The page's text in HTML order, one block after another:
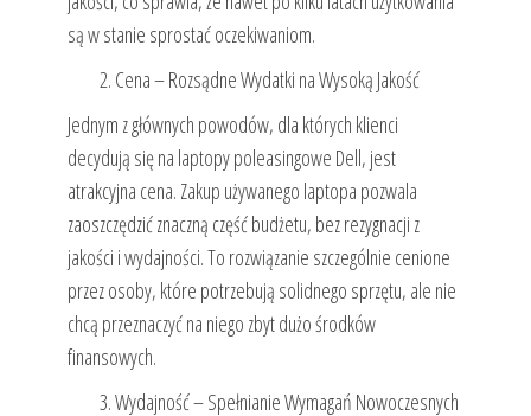
są w stanie sprostać oczekiwaniom.
Cena – Rozsądne Wydatki na Wysoką Jakość
Jednym z głównych powodów, dla których klienci
decydują się na laptopy poleasingowe Dell, jest
atrakcyjna cena. Zakup używanego laptopa pozwala
zaoszczędzić znaczną część budżetu, bez rezygnacji z
jakości i wydajności. To rozwiązanie szczególnie cenione
przez osoby, które potrzebują solidnego sprzętu, ale nie
chcą przeznaczyć na niego zbyt dużo środków
finansowych.
Wydajność – Spełnianie Wymagań Nowoczesnych